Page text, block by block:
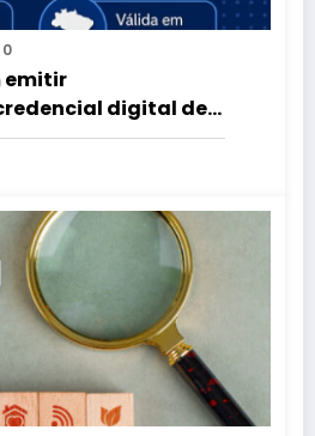
0
emitir
digital de